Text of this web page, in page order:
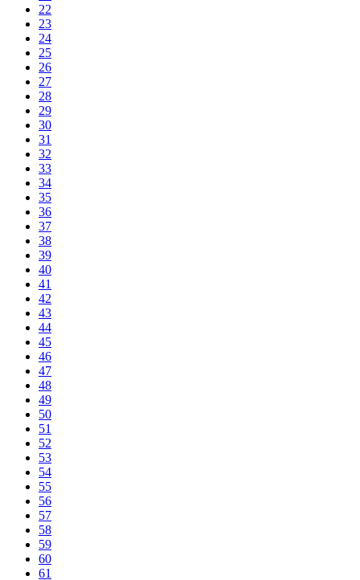
22
23
24
25
26
27
28
29
30
31
32
33
34
35
36
37
38
39
40
41
42
43
44
45
46
47
48
49
50
51
52
53
54
55
56
57
58
59
60
61